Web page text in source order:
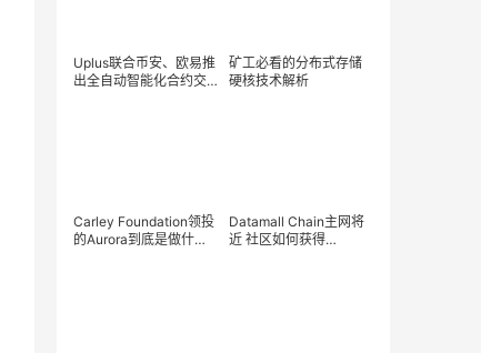
Uplus联合币安、欧易推
出全自动智能化合约交
矿工必看的分布式存储
硬核技术解析
Carley Foundation领投
的Aurora到底是做什么
Datamall Chain主网将
近 社区如何获得